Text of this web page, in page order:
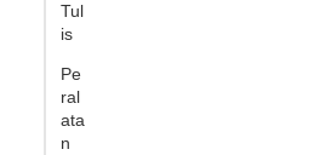
Tul
is
Pe
ral
ata
n